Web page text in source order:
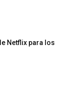
Netflix para los